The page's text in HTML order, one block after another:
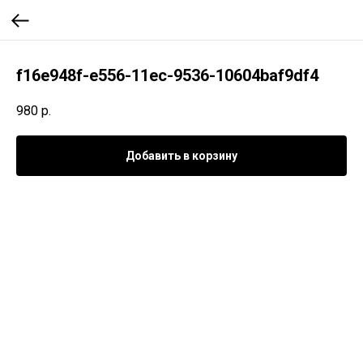
f16e948f-e556-11ec-9536-10604baf9df4
980 р.
Добавить в корзину